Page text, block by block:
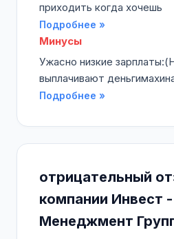
приходить когда хочешь
Подробнее »
Минусы
Ужасно низкие
выплачивают
Подробнее »
отрицательный
компании Инвест -
Менеджмент